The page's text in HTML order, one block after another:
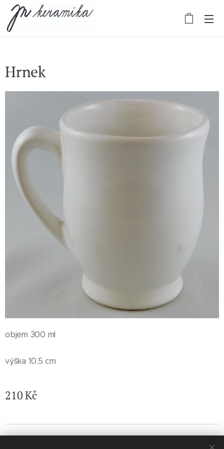
Hrnek
objem 300 ml
výška 10,5 cm
210Kč